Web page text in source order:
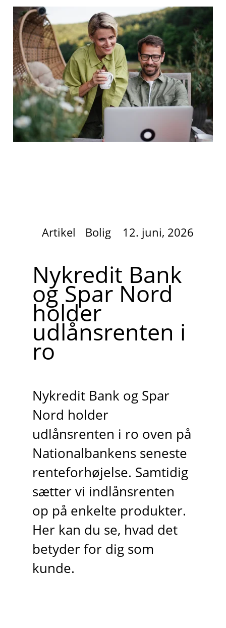
Artikel Bolig 12. juni, 2026
Nykredit Bank
og Spar Nord
holder
udlånsrenten i
ro
Nykredit Bank og Spar
Nord holder
udlånsrenten i ro oven på
Nationalbankens seneste
renteforhøjelse. Samtidig
sætter vi indlånsrenten
op på enkelte produkter.
Her kan du se, hvad det
betyder for dig som
kunde.